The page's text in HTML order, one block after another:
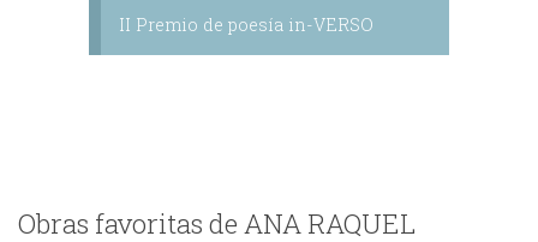
II Premio de poesía in-VERSO
Obras favoritas de ANA RAQUEL